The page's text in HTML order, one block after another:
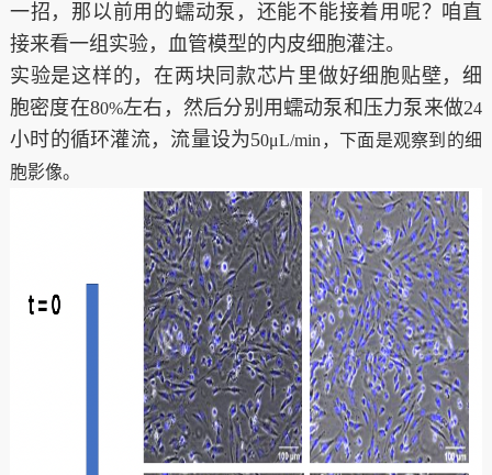
一招，那以前用的蠕动泵，还能不能接着用呢？咱直
接来看一组实验，血管模型的内皮细胞灌注。
实验是这样的，在两块同款芯片里做好细胞贴壁，细
胞密度在80%左右，然后分别用蠕动泵和压力泵来做24
小时的循环灌流，流量设为50μL/min，下面是观察到的细
胞影像。